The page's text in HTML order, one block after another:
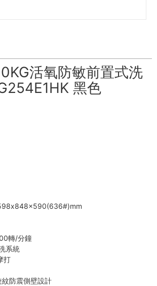
活氧防敏前置式洗
黑色
轉/分鐘
系統
打
防震側壁設計